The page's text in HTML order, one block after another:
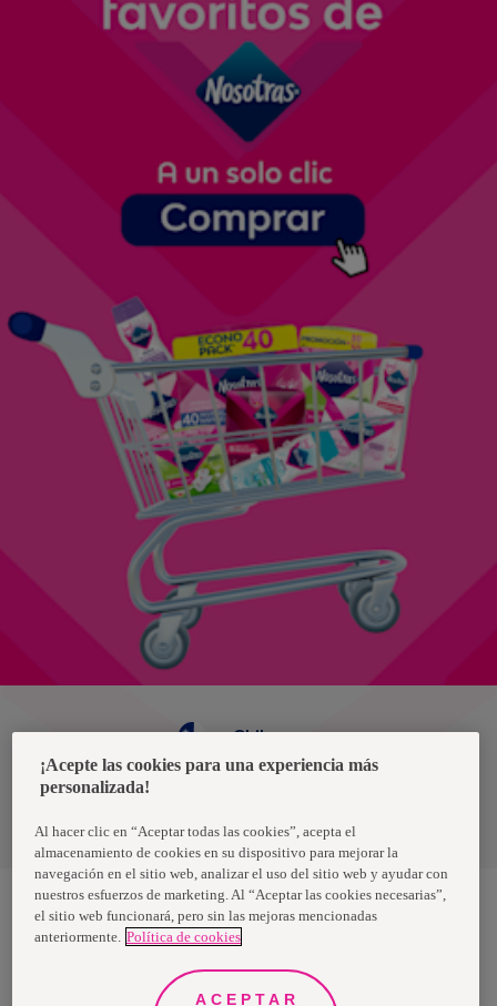
Términos y condiciones
Chile
Nosotras, una marca de Essity - una compañía global líder en
mundo, utilizan nuestros productos, servicios y soluciones. Nuestro
propósito es romper barreras por el bienestar en beneficio de
consumidores, pacientes, cuidadores, clientes y la sociedad en
¡Acepte las cookies para una experiencia más
personalizada!
Al hacer clic en “Aceptar todas las cookies”, acepta el
almacenamiento de cookies en su dispositivo para mejorar la
navegación en el sitio web, analizar el uso del sitio web y ayudar con
nuestros esfuerzos de marketing. Al “Aceptar las cookies necesarias”,
el sitio web funcionará, pero sin las mejoras mencionadas
anteriormente. Política de cookies
ACEPTAR